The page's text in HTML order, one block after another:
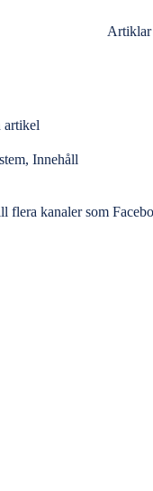
Artiklar
artikel
, Innehåll